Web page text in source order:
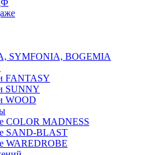
SYMFONIA, BOGEMIA
FANTASY
SUNNY
WOOD
COLOR MADNESS
SAND-BLAST
WAREDROBE